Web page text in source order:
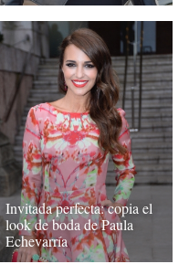
Invitada perfecta: copia el
look de boda de Paula
Echevarría